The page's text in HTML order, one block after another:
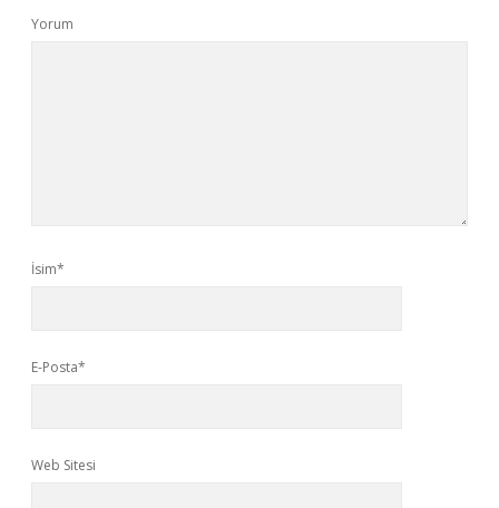
Yorum
İsim*
E-Posta*
Web Sitesi